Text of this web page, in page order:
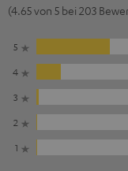
(4.65 von 5 bei 203
5
4
3
2
1